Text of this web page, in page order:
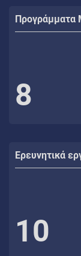
8
Ερευνητικά
10